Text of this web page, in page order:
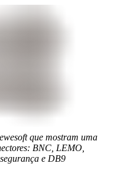
que mostram uma
BNC, LEMO,
e DB9